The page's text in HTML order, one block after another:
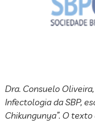
Dra. Consuelo
Infectologia da SBP,
Chikungunya”. O